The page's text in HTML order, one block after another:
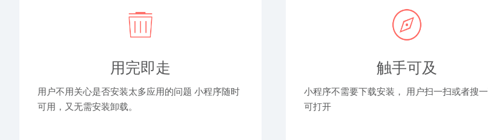
用完即走
用户不用关心是否安装太多应用的问题 小程序随时
可用，又无需安装卸载。
触手可及
小程序不需要下载安装， 用户扫一扫或者搜一下即
可打开